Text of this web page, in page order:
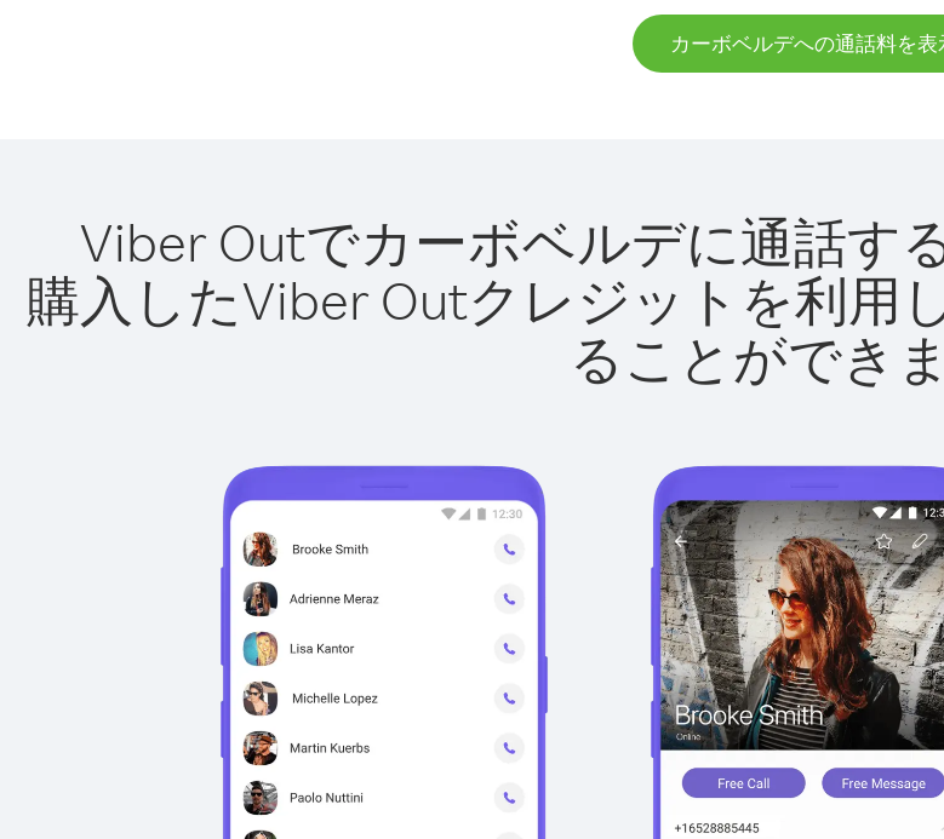
カーボベルデへの通話料を表
Viber Outでカーボベルデに通話す
購入したViber Outクレジットを利用
ることができま